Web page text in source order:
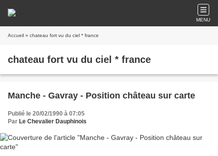
MENU
Accueil » chateau fort vu du ciel * france
chateau fort vu du ciel * france
Manche - Gavray - Position château sur carte
Publié le 20/02/1990 à 07:05
Par Le Chevalier Dauphinois